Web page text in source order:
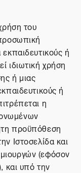
του
ή
ιδιωτική χρήση
ή μιας
ή
η
προϋπόθεση
Ιστοσελίδα και
(εφόσον
και υπό την